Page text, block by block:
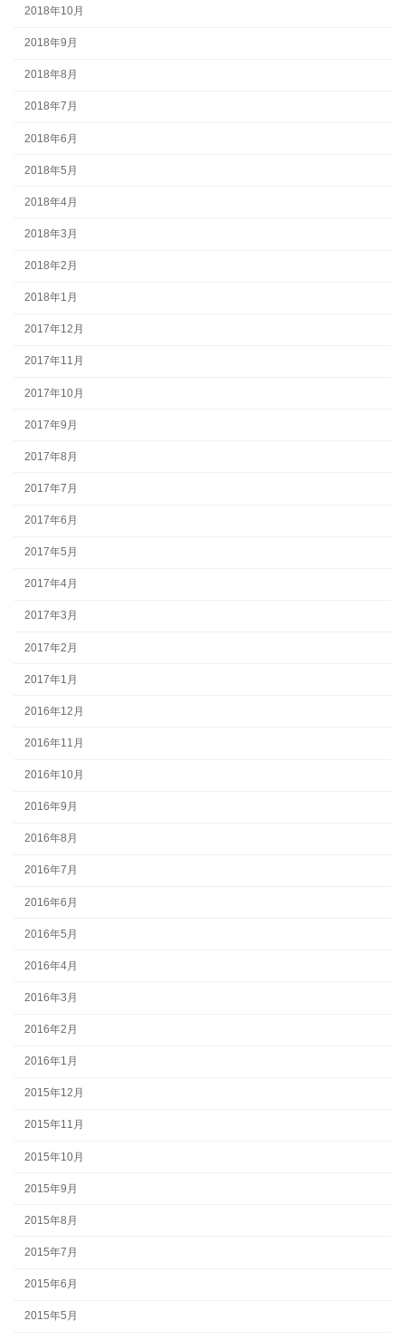
2018年10月
2018年9月
2018年8月
2018年7月
2018年6月
2018年5月
2018年4月
2018年3月
2018年2月
2018年1月
2017年12月
2017年11月
2017年10月
2017年9月
2017年8月
2017年7月
2017年6月
2017年5月
2017年4月
2017年3月
2017年2月
2017年1月
2016年12月
2016年11月
2016年10月
2016年9月
2016年8月
2016年7月
2016年6月
2016年5月
2016年4月
2016年3月
2016年2月
2016年1月
2015年12月
2015年11月
2015年10月
2015年9月
2015年8月
2015年7月
2015年6月
2015年5月